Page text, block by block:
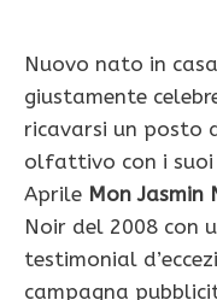
Nuovo nato in casa
giustamente
ricavarsi un posto
olfattivo con i
Aprile Mon Jasmin
Noir del 2008 con
testimonial
campagna